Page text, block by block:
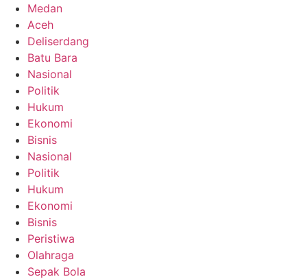
Medan
Aceh
Deliserdang
Batu Bara
Nasional
Politik
Hukum
Ekonomi
Bisnis
Nasional
Politik
Hukum
Ekonomi
Bisnis
Peristiwa
Olahraga
Sepak Bola